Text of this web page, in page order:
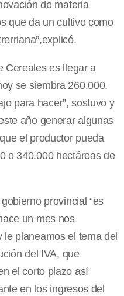
de materia
que da un cultivo como
Cereales es llegar a
se siembra 260.000.
para hacer”, sostuvo y
año generar algunas
el productor pueda
o 340.000 hectáreas de
provincial “es
un mes nos
planeamos el tema del
del IVA, que
el corto plazo así
en los ingresos del